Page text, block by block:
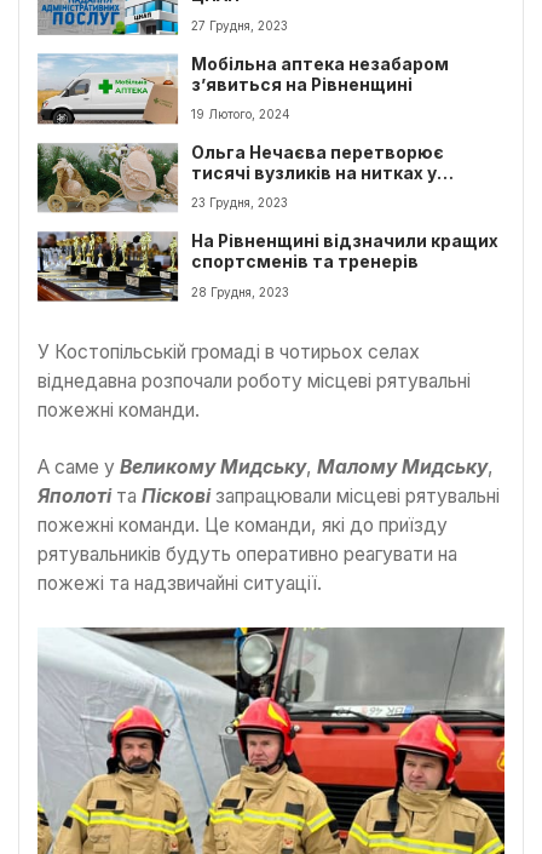
27 Грудня, 2023
Мобільна аптека незабаром
з’явиться на Рівненщині
19 Лютого, 2024
Ольга Нечаєва перетворює
тисячі вузликів на нитках у
картини
23 Грудня, 2023
На Рівненщині відзначили кращих
спортсменів та тренерів
28 Грудня, 2023
У Костопільській громаді в чотирьох селах
віднедавна розпочали роботу місцеві рятувальні
пожежні команди.
А саме у Великому Мидську, Малому Мидську,
Яполотіта Піскові запрацювали місцеві рятувальні
пожежні команди. Це команди, які до приїзду
рятувальників будуть оперативно реагувати на
пожежі та надзвичайні ситуації.